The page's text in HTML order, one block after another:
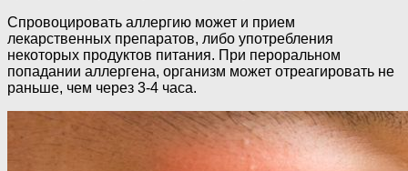
Спровоцировать аллергию может и прием
лекарственных препаратов, либо употребления
некоторых продуктов питания. При пероральном
попадании аллергена, организм может отреагировать не
раньше, чем через 3-4 часа.